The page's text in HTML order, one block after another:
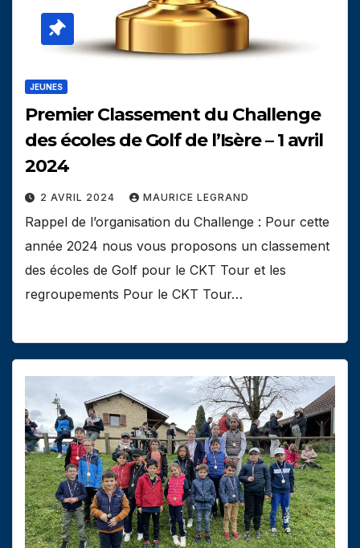
JEUNES
Premier Classement du Challenge
des écoles de Golf de l’Isère – 1 avril
2024
2 AVRIL 2024 MAURICE LEGRAND
Rappel de l’organisation du Challenge : Pour cette
année 2024 nous vous proposons un classement
des écoles de Golf pour le CKT Tour et les
regroupements Pour le CKT Tour…